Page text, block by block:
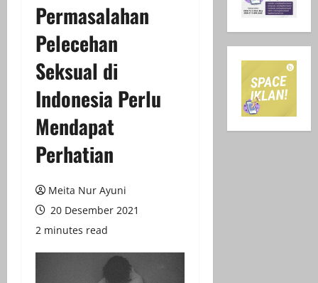
Permasalahan
Pelecehan
Seksual di
Indonesia Perlu
Mendapat
Perhatian
Meita Nur Ayuni
20 Desember 2021
2 minutes read